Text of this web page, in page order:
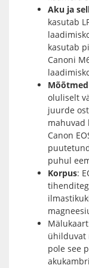
Aku ja
kasutab
kasutab
Canoni
oluliselt
juurde
mahuvad
Canon
puhul
Korpus:
ühilduvat
pole see